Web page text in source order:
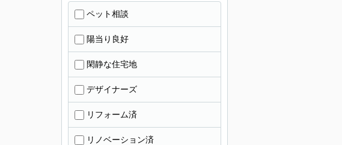
ペット相談
陽当り良好
閑静な住宅地
デザイナーズ
リフォーム済
リノベーション済